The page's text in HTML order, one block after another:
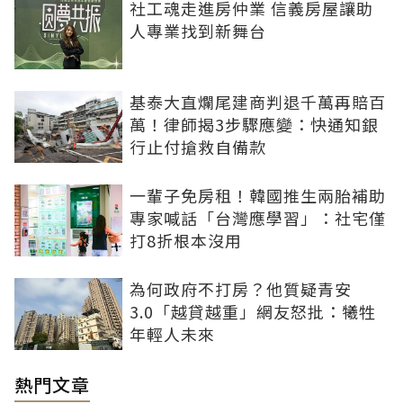
社工魂走進房仲業 信義房屋讓助
人專業找到新舞台
基泰大直爛尾建商判退千萬再賠百
萬！律師揭3步驟應變：快通知銀
行止付搶救自備款
一輩子免房租！韓國推生兩胎補助
專家喊話「台灣應學習」：社宅僅
打8折根本沒用
為何政府不打房？他質疑青安
3.0「越貸越重」網友怒批：犧牲
年輕人未來
熱門文章